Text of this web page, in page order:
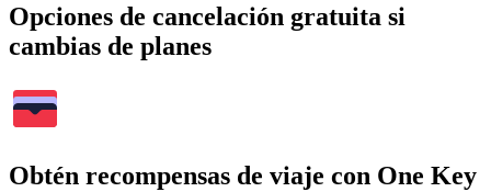
Opciones de cancelación gratuita si
cambias de planes
Obtén recompensas de viaje con One Key